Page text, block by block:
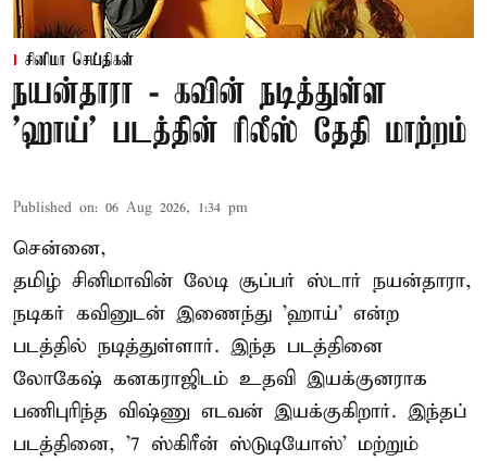
சினிமா செய்திகள்
நயன்தாரா - கவின் நடித்துள்ள
'ஹாய்' படத்தின் ரிலீஸ் தேதி மாற்றம்
Published on: 06 Aug 2026, 1:34 pm
சென்னை,
தமிழ் சினிமாவின் லேடி சூப்பர் ஸ்டார் நயன்தாரா,
நடிகர் கவினுடன் இணைந்து 'ஹாய்' என்ற
படத்தில் நடித்துள்ளார். இந்த படத்தினை
லோகேஷ் கனகராஜிடம் உதவி இயக்குனராக
பணிபுரிந்த விஷ்ணு எடவன் இயக்குகிறார். இந்தப்
படத்தினை, '7 ஸ்கிரீன் ஸ்டுடியோஸ்' மற்றும்